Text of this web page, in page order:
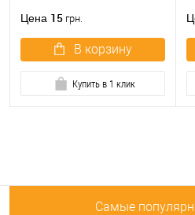
Цена 15 грн.
В корзину
Купить в 1 клик
Самые